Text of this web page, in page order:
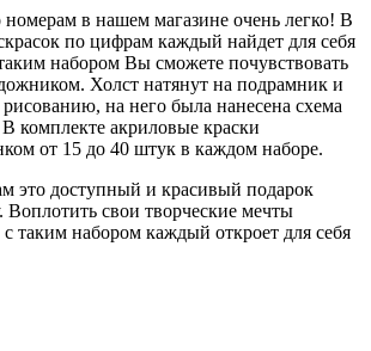
в нашем магазине очень легко! В
по цифрам каждый найдет для себя
набором Вы сможете почувствовать
Холст натянут на подрамник и
на него была нанесена схема
комплекте акриловые краски
от 15 до 40 штук в каждом наборе.
это доступный и красивый подарок
Воплотить свои творческие мечты
таким набором каждый откроет для себя